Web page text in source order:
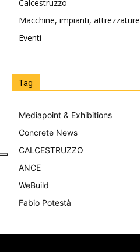
Calcestruzzo
Macchine, impianti, attrezzature
Eventi
Tag
Mediapoint & Exhibitions
Concrete News
CALCESTRUZZO
ANCE
WeBuild
Fabio Potestà